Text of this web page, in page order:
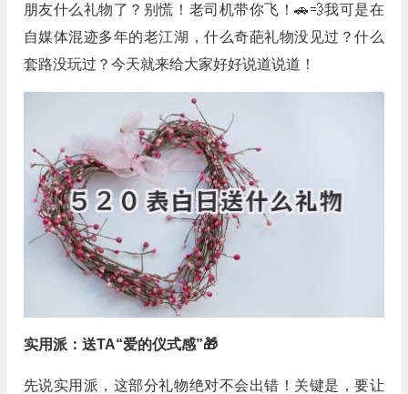
朋友什么礼物了？别慌！老司机带你飞！🚗💨我可是在
自媒体混迹多年的老江湖，什么奇葩礼物没见过？什么
套路没玩过？今天就来给大家好好说道说道！
实用派：送TA“爱的仪式感”🎁
先说实用派，这部分礼物绝对不会出错！关键是，要让